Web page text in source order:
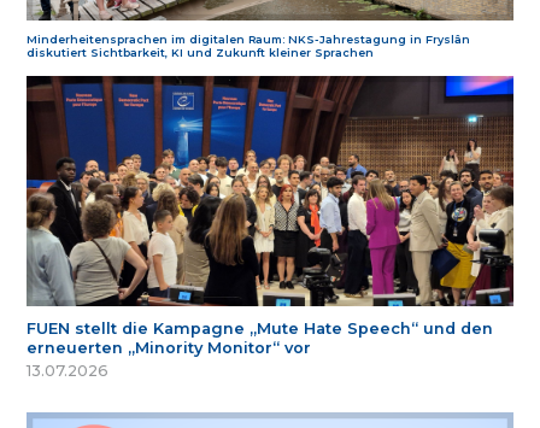
Minderheitensprachen im digitalen Raum: NKS-Jahrestagung in Fryslân
diskutiert Sichtbarkeit, KI und Zukunft kleiner Sprachen
FUEN stellt die Kampagne „Mute Hate Speech“ und den
erneuerten „Minority Monitor“ vor
13.07.2026